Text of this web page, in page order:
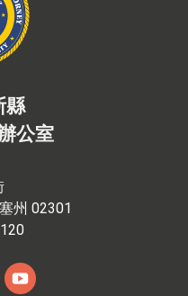
縣
公室
州 02301